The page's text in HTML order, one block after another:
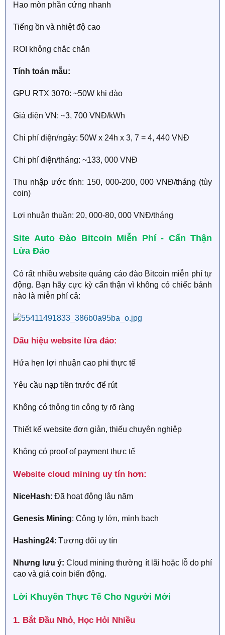
Hao mòn phần cứng nhanh
Tiếng ồn và nhiệt độ cao
ROI không chắc chắn
Tính toán mẫu:
GPU RTX 3070: ~50W khi đào
Giá điện VN: ~3, 700 VNĐ/kWh
Chi phí điện/ngày: 50W x 24h x 3, 7 = 4, 440 VNĐ
Chi phí điện/tháng: ~133, 000 VNĐ
Thu nhập ước tính: 150, 000-200, 000 VNĐ/tháng (tùy
coin)
Lợi nhuận thuần: 20, 000-80, 000 VNĐ/tháng
Site Auto Đào Bitcoin Miễn Phí - Cẩn Thận
Lừa Đảo​
Có rất nhiều website quảng cáo đào Bitcoin miễn phí tự
động. Bạn hãy cực kỳ cẩn thận vì không có chiếc bánh
nào là miễn phí cả:
Dấu hiệu website lừa đảo:
Hứa hẹn lợi nhuận cao phi thực tế
Yêu cầu nạp tiền trước để rút
Không có thông tin công ty rõ ràng
Thiết kế website đơn giản, thiếu chuyên nghiệp
Không có proof of payment thực tế
Website cloud mining uy tín hơn:
NiceHash: Đã hoạt động lâu năm
Genesis Mining: Công ty lớn, minh bạch
Hashing24: Tương đối uy tín
Nhưng lưu ý: Cloud mining thường ít lãi hoặc lỗ do phí
cao và giá coin biến động.
Lời Khuyên Thực Tế Cho Người Mới​
1. Bắt Đầu Nhỏ, Học Hỏi Nhiều​